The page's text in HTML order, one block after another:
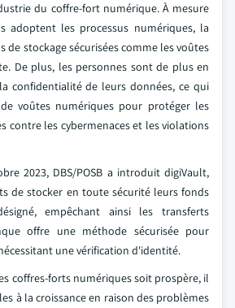
du coffre-fort numérique. À mesure
adoptent les processus numériques, la
de stockage sécurisées comme les voûtes
De plus, les personnes sont de plus en
confidentialité de leurs données, ce qui
voûtes numériques pour protéger les
contre les cybermenaces et les violations
2023, DBS/POSB a introduit digiVault,
de stocker en toute sécurité leurs fonds
empêchant ainsi les transferts
offre une méthode sécurisée pour
une vérification d'identité.
coffres-forts numériques soit prospère, il
à la croissance en raison des problèmes